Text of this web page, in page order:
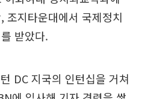
조지타운대에서 국제정치
받았다.
DC 지국의 인턴십을 거쳐